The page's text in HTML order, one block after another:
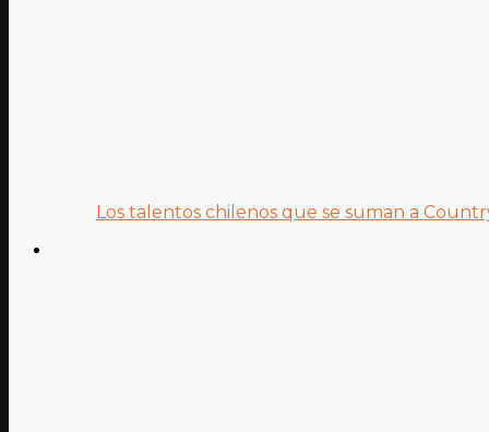
Los talentos chilenos que se suman a